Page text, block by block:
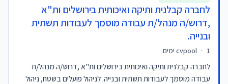
לחברה קבלנית ותיקה ואיכותית בירושלים ות"א
,דרוש/ה מנהל/ת עבודה מוסמך לעבודות תשתית
ובנייה.
cvpool · 1 ימים
לחברה קבלנית ותיקה ואיכותית בירושלים ות"א ,דרוש/ה מנהל/ת
עבודה מוסמך לעבודות תשתית ובנייה. לניהול פועלים בשטח, ניהול